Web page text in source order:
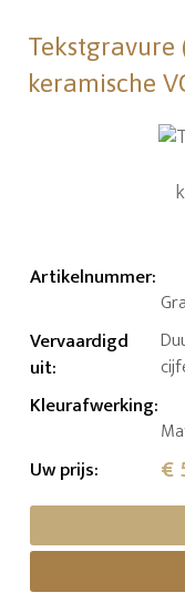
Tekstgravure
keramische
Artikelnummer:
Vervaardigd
uit:
Kleurafwerking:
Uw prijs: €